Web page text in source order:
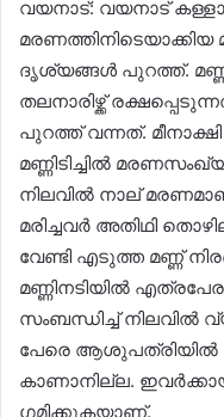
വയനാട്: വയനാട്
മരണത്തിനിടെയാക്കിയ
ദൃശ്യങ്ങൾ പുറത്ത്.
തലനാരിഴ്ക്ക്
പുറത്ത് വന്നത്.
മണ്ണിടിച്ചിൽ
നിലവില്‍ നാല് മരണമാണ്
മരിച്ചവർ അതിഥി
വേണ്ടി എടുത്ത മണ്ണ്
മണ്ണിനടിയിൽ
സംബന്ധിച്ച് നിലവിൽ
പേരെ ആശുപത്രിയിൽ
കാണാനില്ല.
ഗമിക്കുകയാണ്.